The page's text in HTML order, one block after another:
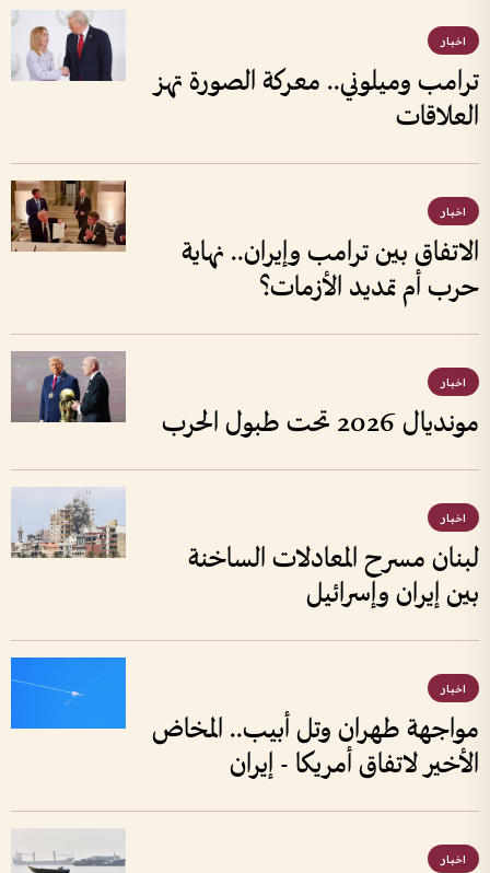
اخبار
ترامب وميلوني.. معركة الصورة تهز
العلاقات
اخبار
الاتفاق بين ترامب وإيران.. نهاية
حرب أم تمديد الأزمات؟
اخبار
مونديال 2026 تحت طبول الحرب
اخبار
لبنان مسرح المعادلات الساخنة
بين إيران وإسرائيل
اخبار
مواجهة طهران وتل أبيب.. المخاض
الأخير لاتفاق أمريكا - إيران
اخبار